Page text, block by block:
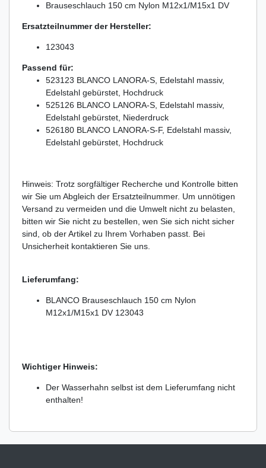
Brauseschlauch 150 cm Nylon M12x1/M15x1 DV
Ersatzteilnummer der Hersteller:
123043
Passend für:
523123 BLANCO LANORA-S, Edelstahl massiv,
Edelstahl gebürstet, Hochdruck
525126 BLANCO LANORA-S, Edelstahl massiv,
Edelstahl gebürstet, Niederdruck
526180 BLANCO LANORA-S-F, Edelstahl massiv,
Edelstahl gebürstet, Hochdruck
Hinweis: Trotz sorgfältiger Recherche und Kontrolle bitten
wir Sie um Abgleich der Ersatzteilnummer. Um unnötigen
Versand zu vermeiden und die Umwelt nicht zu belasten,
bitten wir Sie nicht zu bestellen, wen Sie sich nicht sicher
sind, ob der Artikel zu Ihrem Vorhaben passt. Bei
Unsicherheit kontaktieren Sie uns.
Lieferumfang:
BLANCO Brauseschlauch 150 cm Nylon
M12x1/M15x1 DV 123043
Wichtiger Hinweis:
Der Wasserhahn selbst ist dem Lieferumfang nicht
enthalten!